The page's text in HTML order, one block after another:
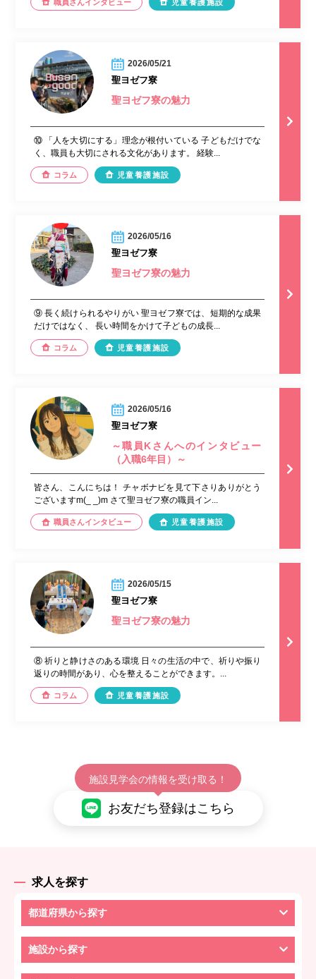
職員さんインタビュー 児童養護施設
2026/05/21
聖ヨゼフ寮
聖ヨゼフ寮の魅力
⑩ 「人を大切にする」理念が根付いている 子どもだけでな
く、職員も大切にされる文化があります。 経験...
コラム 児童養護施設
2026/05/16
聖ヨゼフ寮
聖ヨゼフ寮の魅力
⑨ 長く続けられるやりがい 聖ヨゼフ寮では、短期的な成果
だけではなく、 長い時間をかけて子どもの成長...
コラム 児童養護施設
2026/05/16
聖ヨゼフ寮
～職員Kさんへのインタビュー
（入職6年目）～
皆さん、こんにちは！ チャボナビを見て下さりありがとう
ございますm(_ _)m さて聖ヨゼフ寮の職員イン...
職員さんインタビュー 児童養護施設
2026/05/15
聖ヨゼフ寮
聖ヨゼフ寮の魅力
⑧ 祈りと静けさのある環境 日々の生活の中で、祈りや振り
返りの時間があり、心を整えることができます。...
コラム 児童養護施設
施設見学会の情報を受け取る！
お友だち登録はこちら
求人を探す
都道府県から探す
施設から探す